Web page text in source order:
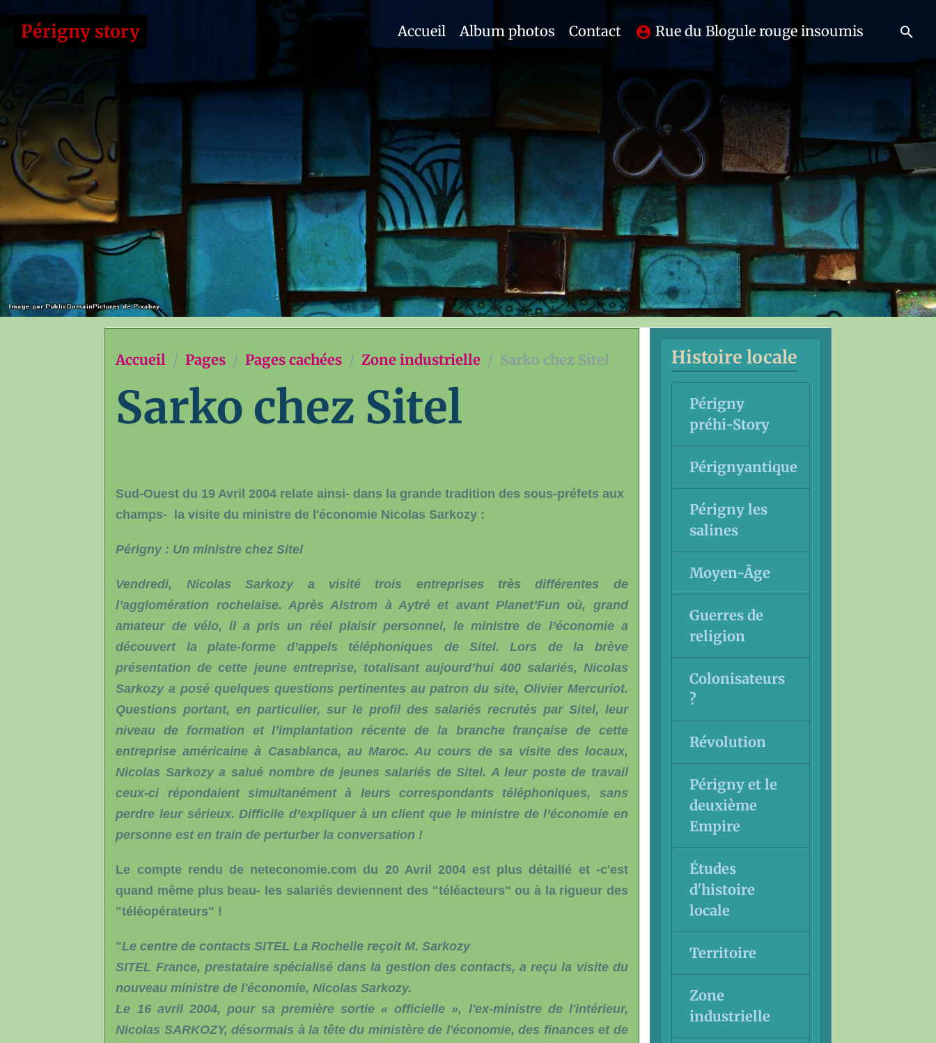
Périgny story Accueil Album photos Contact Rue du Blogule rouge insoumis
Accueil Pages Pages cachées Zone industrielle Sarko chez Sitel
Sarko chez Sitel
Sud-Ouest du 19 Avril 2004 relate ainsi- dans la grande tradition des sous-préfets aux
champs- la visite du ministre de l'économie Nicolas Sarkozy :
Périgny : Un ministre chez Sitel
Vendredi, Nicolas Sarkozy a visité trois entreprises très différentes de
l’agglomération rochelaise. Après Alstrom à Aytré et avant Planet’Fun où, grand
amateur de vélo, il a pris un réel plaisir personnel, le ministre de l’économie a
découvert la plate-forme d’appels téléphoniques de Sitel. Lors de la brève
présentation de cette jeune entreprise, totalisant aujourd’hui 400 salariés, Nicolas
Sarkozy a posé quelques questions pertinentes au patron du site, Olivier Mercuriot.
Questions portant, en particulier, sur le profil des salariés recrutés par Sitel, leur
niveau de formation et l’implantation récente de la branche française de cette
entreprise américaine à Casablanca, au Maroc. Au cours de sa visite des locaux,
Nicolas Sarkozy a salué nombre de jeunes salariés de Sitel. A leur poste de travail
ceux-ci répondaient simultanément à leurs correspondants téléphoniques, sans
perdre leur sérieux. Difficile d’expliquer à un client que le ministre de l’économie en
personne est en train de perturber la conversation !
Le compte rendu de neteconomie.com du 20 Avril 2004est plus détaillé et -c'est
quand même plus beau- les salariés deviennent des "téléacteurs" ou à la rigueur des
"téléopérateurs" !
"Le centre de contacts SITEL La Rochelle reçoit M. Sarkozy
SITEL France, prestataire spécialisé dans la gestion des contacts, a reçu la visite du
nouveau ministre de l'économie, Nicolas Sarkozy.
Le 16 avril 2004, pour sa première sortie « officielle », l'ex-ministre de l'intérieur,
Nicolas SARKOZY, désormais à la tête du ministère de l'économie, des finances et de
Histoire locale
Périgny
préhi-Story
Pérignyantique
Périgny les
salines
Moyen-Âge
Guerres de
religion
Colonisateurs
?
Révolution
Périgny et le
deuxième
Empire
Études
d'histoire
locale
Territoire
Zone
industrielle